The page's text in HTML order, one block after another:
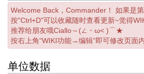
Welcome Back，Commander！ 如果是第
按"Ctrl+D"可以收藏随时查看更新~觉得
推荐给朋友哦Ciallo～(∠・ω< )⌒★
按右上角“WIKI功能→编辑”即可修改页面内
单位数据